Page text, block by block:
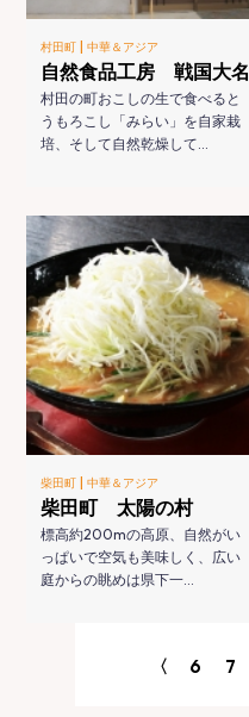
村田町 |中華＆アジア
自然食品工房 戦国大名
村田の町おこしの生で食べると
うもろこし「みらい」を自家栽
培、そして自然乾燥して…
柴田町 |中華＆アジア
柴田町 太陽の村
標高約200mの高原、自然がい
っぱいで空気も美味しく、広い
庭からの眺めは県下一…
〈 6 7